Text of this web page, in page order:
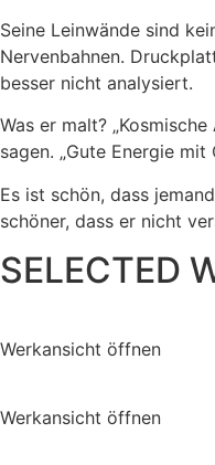
Seine Leinwände sind
Nervenbahnen.
besser nicht analysiert.
Was er malt?
sagen. „Gute Energie mit
Es ist schön, dass
schöner, dass er nicht
SELECTED
Werkansicht öffnen
Werkansicht öffnen